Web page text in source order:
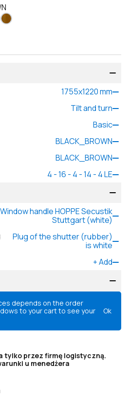
1755x1220mm
Tilt and turn
Basic
BLACK_BROWN
BLACK_BROWN
4 - 16 - 4 - 14 - 4 LE
Window handle HOPPE Secustik
Stuttgart (white)
Plug of the shutter (rubber)
is white
+Add
depends on the order
to your cart to see your
Ok
tylko przez firmę logistyczną.
u menedżera